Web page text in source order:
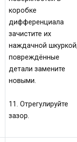
коробке
дифференциала
зачистите их
наждачной
повреждённые
детали замените
новыми.
11. Отрегулируйте
зазор.